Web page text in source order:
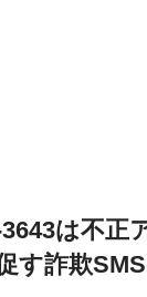
は不正
す詐欺